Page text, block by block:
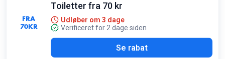
FRA
70KR
Toiletter fra 70 kr
Udløber om 3 dage
Verificeret for 2 dage siden
Se rabat